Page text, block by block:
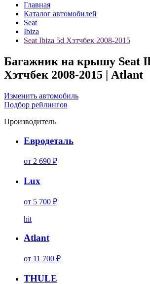
Главная
Каталог автомобилей
Seat
Ibiza
Seat Ibiza 5d Хэтчбек 2008-2015
Багажник на крышу Seat
Хэтчбек 2008-2015 | Atlant
Изменить автомобиль
Подбор рейлингов
Производитель
Евродеталь
от 2 690 ₽
Lux
от 5 700 ₽
hit
Atlant
от 11 700 ₽
THULE